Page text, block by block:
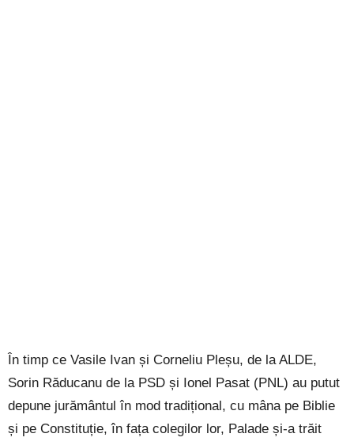
În timp ce Vasile Ivan și Corneliu Pleșu, de la ALDE,
Sorin Răducanu de la PSD și Ionel Pasat (PNL) au putut
depune jurământul în mod tradițional, cu mâna pe Biblie
și pe Constituție, în fața colegilor lor, Palade și-a trăit